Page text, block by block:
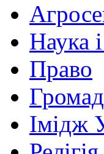
Наука
Право
Імідж